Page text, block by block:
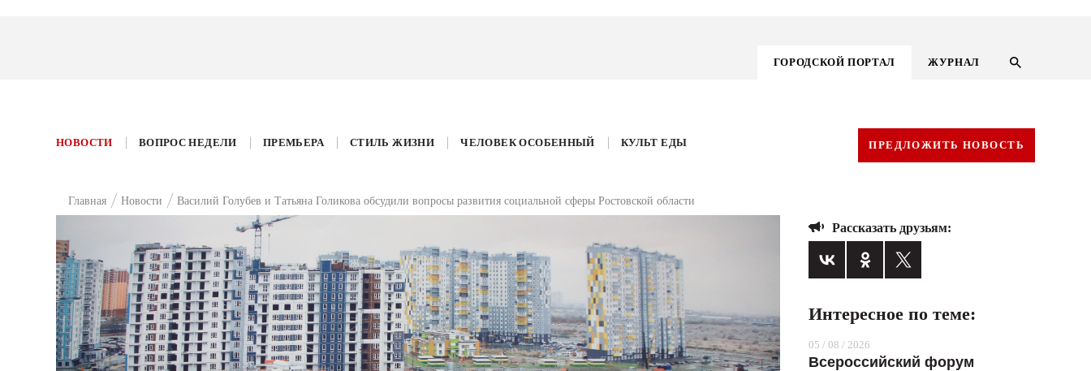
ГОРОДСКОЙ ПОРТАЛ ЖУРНАЛ
ГОРОДСКОЙ ПОРТАЛ
НОВОСТИ ВОПРОС НЕДЕЛИ ПРЕМЬЕРА СТИЛЬ ЖИЗНИ ЧЕЛОВЕК ОСОБЕННЫЙ КУЛЬТ ЕДЫ ПРЕДЛОЖИТЬ НОВОСТЬ
Главная Новости Василий Голубев и Татьяна Голикова обсудили вопросы развития социальной сферы Ростовской области
Рассказать друзьям:
Интересное по теме:
05 / 08 / 2026
Всероссийский форум